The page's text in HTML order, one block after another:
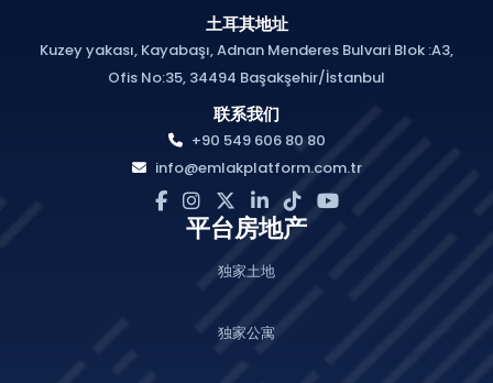
土耳其地址
Kuzey yakası, Kayabaşı, Adnan Menderes Bulvari Blok :A3,
Ofis No:35, 34494 Başakşehir/İstanbul
联系我们
+90 549 606 80 80
info@emlakplatform.com.tr
平台房地产
独家土地
独家公寓